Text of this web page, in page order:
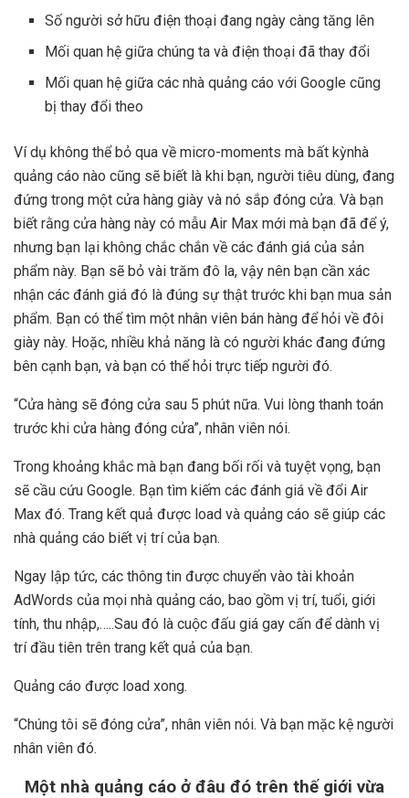
Số người sở hữu điện thoại đang ngày càng tăng lên
Mối quan hệ giữa chúng ta và điện thoại đã thay đổi
Mối quan hệ giữa các nhà quảng cáo với Google cũng
bị thay đổi theo
Ví dụ không thể bỏ qua về micro-moments mà bất kỳnhà
quảng cáo nào cũng sẽ biết là khi bạn, người tiêu dùng, đang
đứng trong một cửa hàng giày và nó sắp đóng cửa. Và bạn
biết rằng cửa hàng này có mẫu Air Max mới mà bạn đã để ý,
nhưng bạn lại không chắc chắn về các đánh giá của sản
phẩm này. Bạn sẽ bỏ vài trăm đô la, vậy nên bạn cần xác
nhận các đánh giá đó là đúng sự thật trước khi bạn mua sản
phẩm. Bạn có thể tìm một nhân viên bán hàng để hỏi về đôi
giày này. Hoặc, nhiều khả năng là có người khác đang đứng
bên cạnh bạn, và bạn có thể hỏi trực tiếp người đó.
“Cửa hàng sẽ đóng cửa sau 5 phút nữa. Vui lòng thanh toán
trước khi cửa hàng đóng cửa”, nhân viên nói.
Trong khoảng khắc mà bạn đang bối rối và tuyệt vọng, bạn
sẽ cầu cứu Google. Bạn tìm kiếm các đánh giá về đổi Air
Max đó. Trang kết quả được load và quảng cáo sẽ giúp các
nhà quảng cáo biết vị trí của bạn.
Ngay lập tức, các thông tin được chuyển vào tài khoản
AdWords của mọi nhà quảng cáo, bao gồm vị trí, tuổi, giới
tính, thu nhập,…..Sau đó là cuộc đấu giá gay cấn để dành vị
trí đầu tiên trên trang kết quả của bạn.
Quảng cáo được load xong.
“Chúng tôi sẽ đóng cửa”, nhân viên nói. Và bạn mặc kệ người
nhân viên đó.
Một nhà quảng cáo ở đâu đó trên thế giới vừa